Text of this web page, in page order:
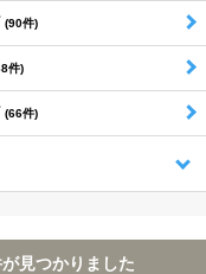
(90件)
件)
(66件)
見つかりました